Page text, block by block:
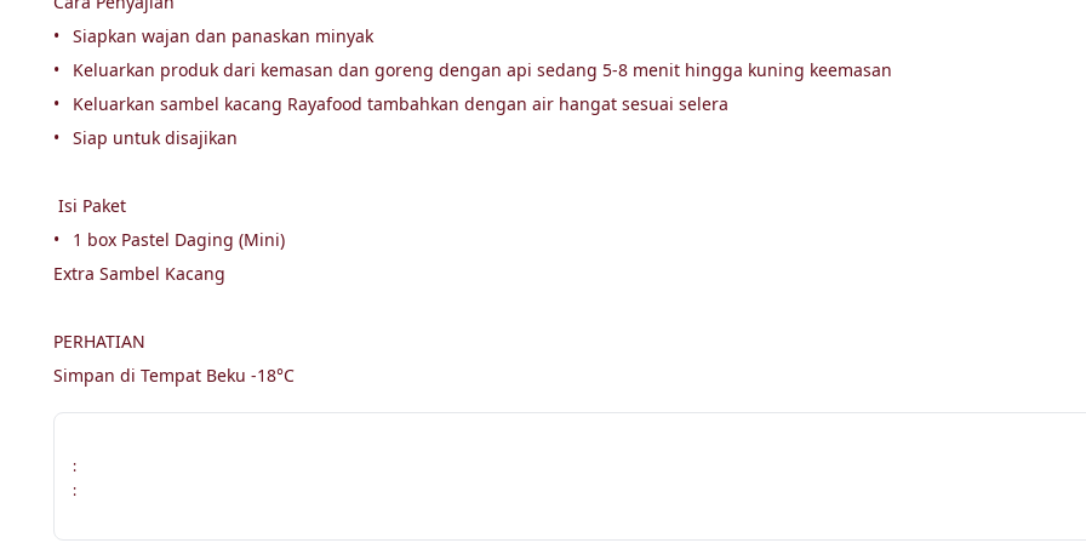
•	Siapkan wajan dan panaskan minyak
•	Keluarkan produk dari kemasan dan goreng dengan api sedang 5-8 menit hingga kuning keemasan
•	Keluarkan sambel kacang Rayafood tambahkan dengan air hangat sesuai selera
•	Siap untuk disajikan
•	1 box Pastel Daging (Mini)
Extra Sambel Kacang
PERHATIAN
Simpan di Tempat Beku -18°C
:
: